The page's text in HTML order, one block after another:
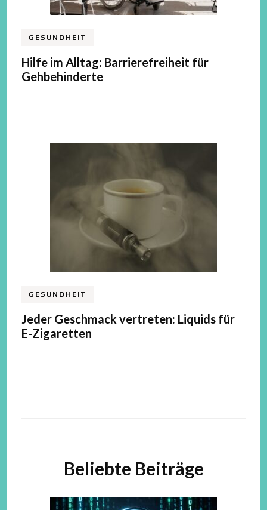
GESUNDHEIT
Hilfe im Alltag: Barrierefreiheit für
Gehbehinderte
GESUNDHEIT
Jeder Geschmack vertreten: Liquids für
E-Zigaretten
Beliebte Beiträge